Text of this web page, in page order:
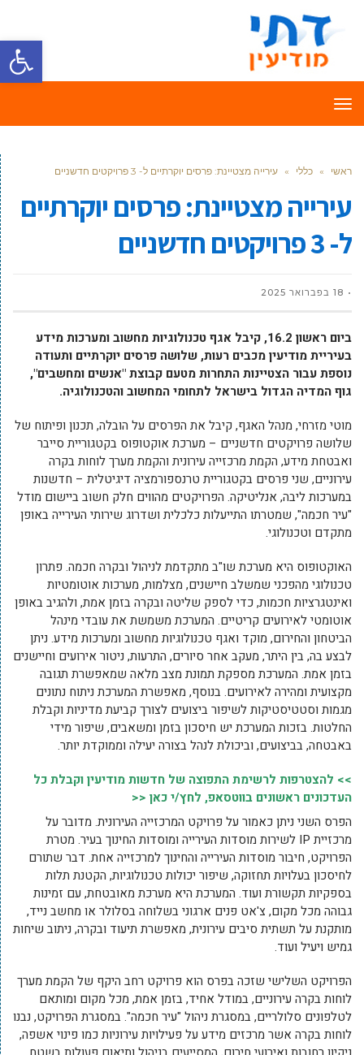
פתח
תפריט
ראשי » כללי » עירייה מצטיינת: פרסים יוקרתיים ל- 3 פרויקטים חדשניים
עירייה מצטיינת: פרסים יוקרתיים
ל- 3 פרויקטים חדשניים
18 בפברואר 2025
ביום ראשון 16.2, קיבל אגף טכנולוגיות מחשוב ומערכות מידע
בעיריית מודיעין מכבים רעות, שלושה פרסים יוקרתיים ותעודה
נוספת עבור הצטיינות התחרות מטעם קבוצת "אנשים ומחשבים",
גוף המדיה הגדול בישראל לתחומי המחשוב והטכנולוגיה.
מוטי מזרחי, מנהל האגף, קיבל את הפרסים על הובלה, תכנון ופיתוח של
שלושה פרויקטים חדשניים – מערכת אוקטופוס בקטגוריית סייבר
ואבטחת מידע, הקמת מרכזייה עירונית והקמת מערך לוחות בקרה
עירוניים, שני פרסים בקטגוריית טרנספורמציה דיגיטלית – חדשנות
במערכות ליבה, אנליטיקה. הפרויקטים מהווים חלק חשוב ביישום מודל
"עיר חכמה", שמטרתו התייעלות כלכלית ושדרוג שירותי העירייה באופן
מתקדם וטכנולוגי.
האוקטופוס היא מערכת שו"ב מתקדמת לניהול ובקרה חכמה. פתרון
טכנולוגי מהפכני שמשלב חיישנים, מצלמות, מערכות אוטומטיות
ואינטגרציות חכמות, כדי לספק שליטה ובקרה בזמן אמת, ולהגיב באופן
אוטומטי לאירועים קריטיים. המערכת משמשת את עובדי מינהל
הביטחון והחירום, מוקד ואגף טכנולוגיות מחשוב ומערכות מידע. ניתן
לבצע בה, בין היתר, מעקב אחר סיורים, התרעות, ניטור אירועים וחיישנים
בזמן אמת. המערכת מספקת תמונת מצב מלאה שמאפשרת תגובה
מקצועית ומהירה לאירועים. בנוסף, מאפשרת המערכת ניתוח נתונים
מגמות וסטטיסטיקות לשיפור ביצועים לצורך קביעת מדיניות וקבלת
החלטות. בזכות המערכת יש חיסכון בזמן ומשאבים, שיפור מידי
באבטחה, בביצועים, וביכולת לנהל בצורה יעילה וממוקדת יותר.
>> להצטרפות לרשימת התפוצה של חדשות מודיעין וקבלת כל
העדכונים ראשונים בווטסאפ, לחץ/י כאן <<
הפרס השני ניתן כאמור על פרויקט המרכזייה העירונית. מדובר על
מרכזיית IP לשירות מוסדות העירייה ומוסדות החינוך בעיר. מטרת
הפרויקט, חיבור מוסדות העירייה והחינוך למרכזייה אחת. דבר שתורם
לחיסכון בעלויות תחזוקה, שיפור יכולות טכנולוגיות, הקטנת תלות
בספקיות תקשורת ועוד. המערכת היא מערכת מאובטחת, עם זמינות
גבוהה מכל מקום, צ'אט פנים ארגוני בשלוחה בסלולר או מחשב נייד,
מותקנת על תשתית סיבים עירונית, מאפשרת תיעוד ובקרה, ניתוב שיחות
גמיש ויעיל ועוד.
הפרויקט השלישי שזכה בפרס הוא פרויקט רחב היקף של הקמת מערך
לוחות בקרה עירוניים, במודל אחיד, בזמן אמת, מכל מקום ומותאם
לטלפונים סלולריים, במסגרת ניהול "עיר חכמה". במסגרת הפרויקט, נבנו
לוחות בקרה אשר מרכזים מידע על פעילויות עירוניות כמו פינוי אשפה,